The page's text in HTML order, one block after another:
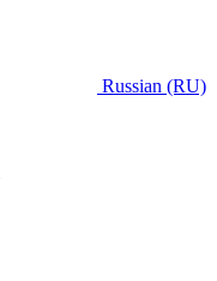
Russian (RU)